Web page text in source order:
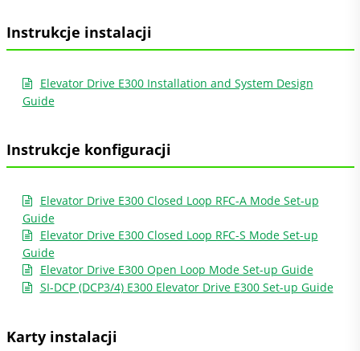
Instrukcje instalacji
Elevator Drive E300 Installation and System Design
Guide
Instrukcje konfiguracji
Elevator Drive E300 Closed Loop RFC-A Mode Set-up
Guide
Elevator Drive E300 Closed Loop RFC-S Mode Set-up
Guide
Elevator Drive E300 Open Loop Mode Set-up Guide
SI-DCP (DCP3/4) E300 Elevator Drive E300 Set-up Guide
Karty instalacji